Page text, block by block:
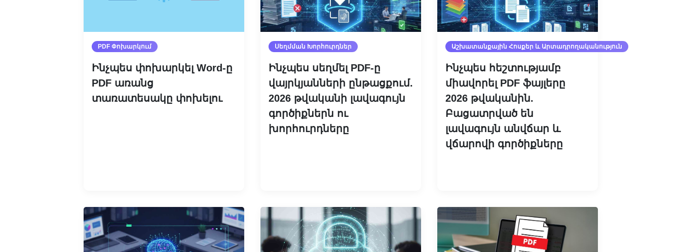
PDF Փոխարկում
Ինչպես փոխարկել Word-ը
PDF առանց
տառատեսակը փոխելու
Սեղմման Խորհուրդներ
Ինչպես սեղմել PDF-ը
վայրկյանների ընթացքում.
2026 թվականի լավագույն
գործիքներն ու
խորհուրդները
Աշխատանքային Հոսքեր ԵՒ Արտադրողականություն
Ինչպես հեշտությամբ
միավորել PDF ֆայլերը
2026 թվականին.
Բացատրված են
լավագույն անվճար և
վճարովի գործիքները